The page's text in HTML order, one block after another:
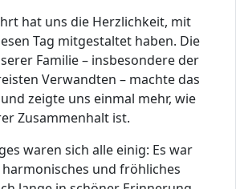
hat uns die Herzlichkeit, mit
Tag mitgestaltet haben. Die
Familie – insbesondere der
Verwandten – machte das
zeigte uns einmal mehr, wie
Zusammenhalt ist.
waren sich alle einig: Es war
und fröhliches